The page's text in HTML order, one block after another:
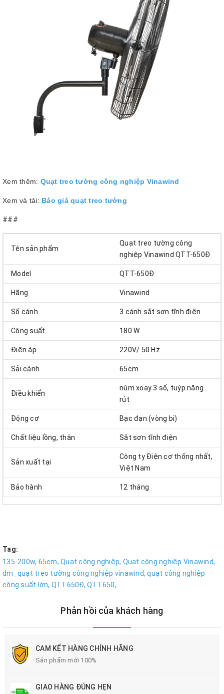
Xem thêm: Quạt treo tường công nghiệp Vinawind
Xem và tải: Báo giá quạt treo tường
###
Tên sản phẩm
Quạt treo tường công
nghiệp Vinawind QTT-650Đ
Model QTT-650Đ
Hãng Vinawind
Số cánh 3 cánh sắt sơn tĩnh điện
Công suất 180 W
Điện áp 220V/ 50 Hz
Sải cánh 65cm
Điều khiển
núm xoay 3 số, tuýp năng
rút
Động cơ Bạc đạn (vòng bi)
Chất liệu lồng, thân Sắt sơn tĩnh điện
Sản xuất tại
Công ty Điện cơ thống nhất,
Việt Nam
Bảo hành 12 tháng
Tag:
135-200w, 65cm, Quạt công nghiệp, Quạt công nghiệp Vinawind,
dm_quạt treo tường công nghiệp vinawind, quạt công nghiệp
công suất lớn, QTT650Đ, QTT650,
Phản hồi của khách hàng
CAM KẾT HÀNG CHÍNH HÃNG
Sản phẩm mới 100%
GIAO HÀNG ĐÚNG HẸN